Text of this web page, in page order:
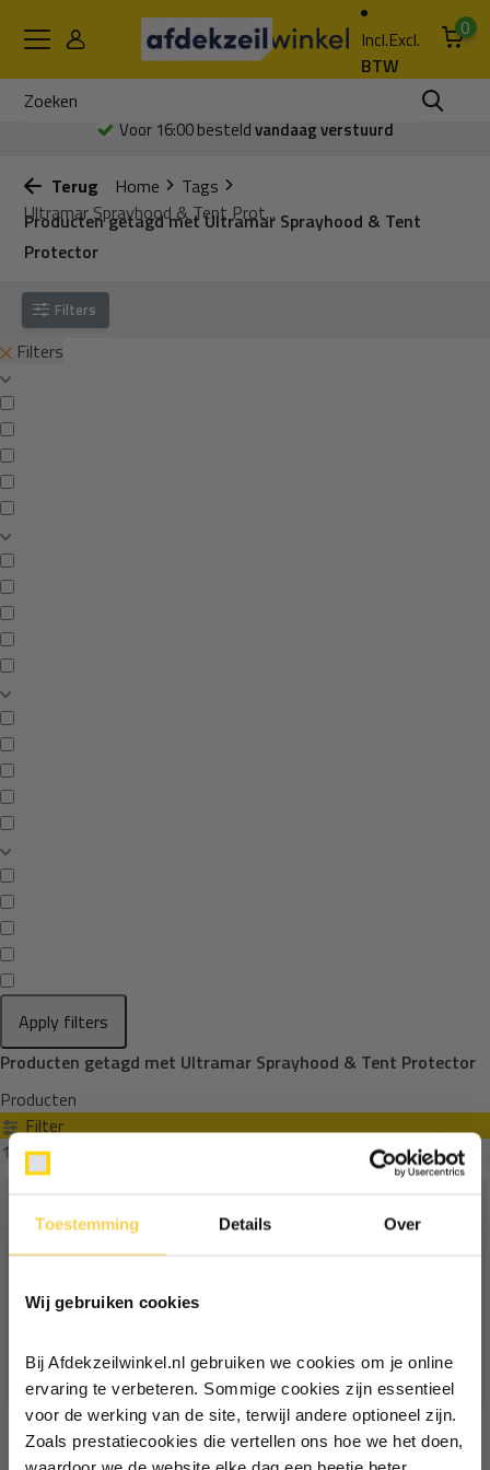
Toestemming Details Over
Wij gebruiken cookies
Bij Afdekzeilwinkel.nl gebruiken we cookies om je online
ervaring te verbeteren. Sommige cookies zijn essentieel
voor de werking van de site, terwijl andere optioneel zijn.
Zoals prestatiecookies die vertellen ons hoe we het doen,
Incl.Excl.
BTW
0
Voor 16:00 besteldvandaag verstuurd
Terug Home
Tags
Ultramar Sprayhood & Tent Prot...
Producten getagd met Ultramar Sprayhood & Tent
Protector
Filters
Filters
Apply filters
Producten getagd met Ultramar Sprayhood & Tent Protector
Producten
Filter
Sorteren op
Ontvang €5,- korting!
Schrijf je in voor de nieuwsbrief en
Vul je e-mailadres in‍⁪⁪
Particulier Zakelijk